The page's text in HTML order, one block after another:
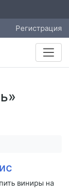
Регистрация
виниры на